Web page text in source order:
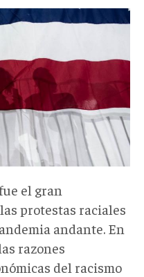
el gran
protestas raciales
andante. En
razones
del racismo